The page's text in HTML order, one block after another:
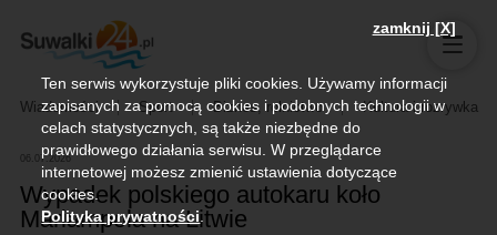
Wiadomości Sport Biznes, rolnictwo Kultura i rozrywka
06.07.2026
Wypadek polskiego autokaru koło
Mariampola na Litwie
zamknij [X]
Ten serwis wykorzystuje pliki cookies. Używamy informacji
zapisanych za pomocą cookies i podobnych technologii w
celach statystycznych, są także niezbędne do
prawidłowego działania serwisu. W przeglądarce
internetowej możesz zmienić ustawienia dotyczące
cookies.
Polityka prywatności.